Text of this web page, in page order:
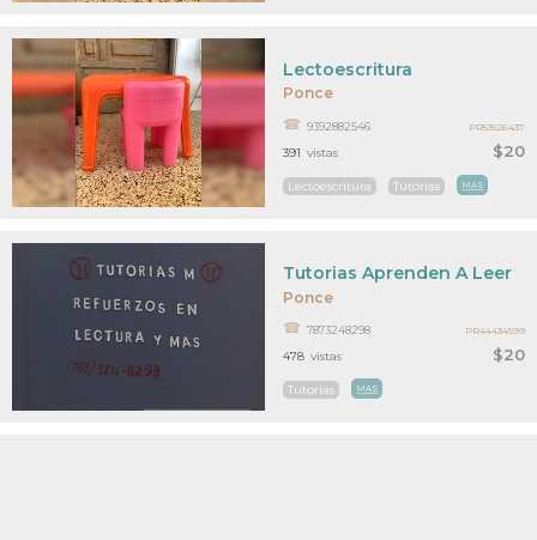
Ponce
$20
Lectoescritura
9392882546
Lectoescritura Tutorias MAS
391 vistas
PR53526437
Ponce
$20
Tutorias Aprenden A Leer
7873248298
Tutorias MAS
478 vistas
PR44434599